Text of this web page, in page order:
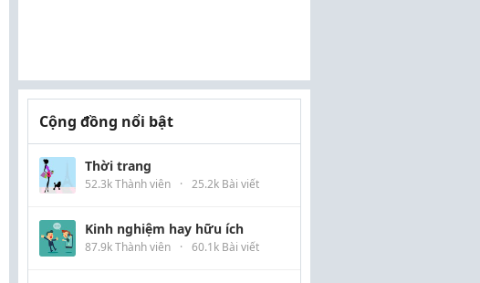
Cộng đồng nổi bật
Thời trang
52.3k Thành viên · 25.2k Bài viết
Kinh nghiệm hay hữu ích
87.9k Thành viên · 60.1k Bài viết